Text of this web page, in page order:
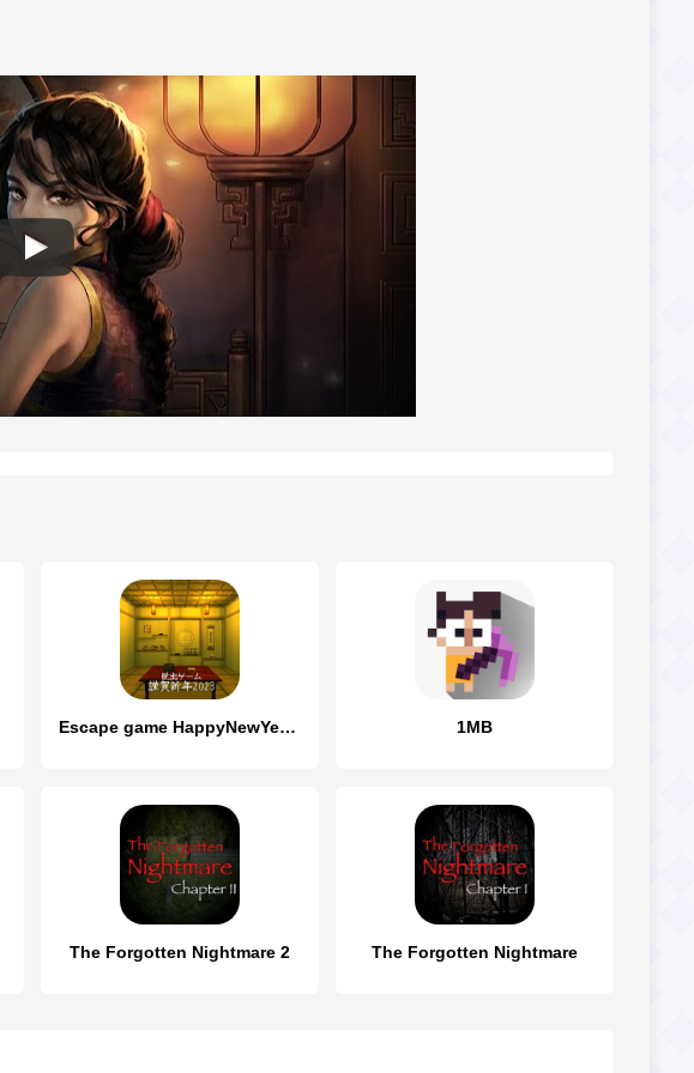
Escape game HappyNewYear 2023 1MB
The Forgotten Nightmare 2 The Forgotten Nightmare